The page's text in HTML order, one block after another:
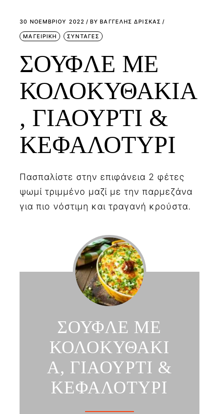
30 ΝΟΕΜΒΡΊΟΥ 2022 BY ΒΑΓΓΕΛΗΣ ΔΡΙΣΚΑΣ
ΜΑΓΕΙΡΙΚΗ ΣΥΝΤΑΓΕΣ
ΣΟΥΦΛΕ ΜΕ
ΚΟΛΟΚΥΘΑΚΙΑ
, ΓΙΑΟΥΡΤΙ &
ΚΕΦΑΛΟΤΥΡΙ
Πασπαλίστε στην επιφάνεια 2 φέτες
ψωμί τριμμένο μαζί με την παρμεζάνα
για πιο νόστιμη και τραγανή κρούστα.
ΣΟΥΦΛΕ ΜΕ
ΚΟΛΟΚΥΘΑΚΙ
Α, ΓΙΑΟΥΡΤΙ &
ΚΕΦΑΛΟΤΥΡΙ